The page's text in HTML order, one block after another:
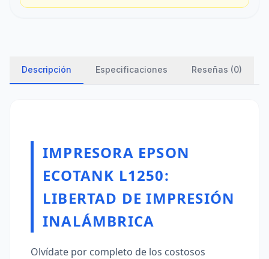
Descripción Especificaciones Reseñas (0)
IMPRESORA EPSON
ECOTANK L1250:
LIBERTAD DE IMPRESIÓN
INALÁMBRICA
Olvídate por completo de los costosos